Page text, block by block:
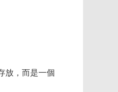
放，而是一個